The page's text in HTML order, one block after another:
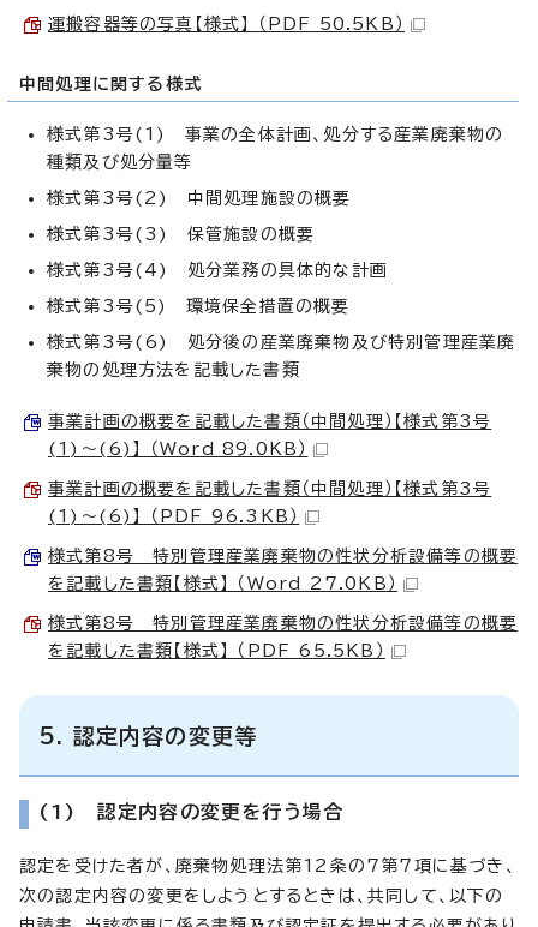
運搬容器等の写真【様式】 （PDF 50.5KB）
中間処理に関する様式
様式第3号(1) 事業の全体計画、処分する産業廃棄物の
種類及び処分量等
様式第3号(2) 中間処理施設の概要
様式第3号(3) 保管施設の概要
様式第3号(4) 処分業務の具体的な計画
様式第3号(5) 環境保全措置の概要
様式第3号(6) 処分後の産業廃棄物及び特別管理産業廃
棄物の処理方法を記載した書類
事業計画の概要を記載した書類（中間処理）【様式第3号
(1)～(6)】 （Word 89.0KB）
事業計画の概要を記載した書類（中間処理）【様式第3号
(1)～(6)】 （PDF 96.3KB）
様式第8号 特別管理産業廃棄物の性状分析設備等の概要
を記載した書類【様式】 （Word 27.0KB）
様式第8号 特別管理産業廃棄物の性状分析設備等の概要
を記載した書類【様式】 （PDF 65.5KB）
5. 認定内容の変更等
(1) 認定内容の変更を行う場合
認定を受けた者が、廃棄物処理法第12条の7第7項に基づき、
次の認定内容の変更をしようとするときは、共同して、以下の